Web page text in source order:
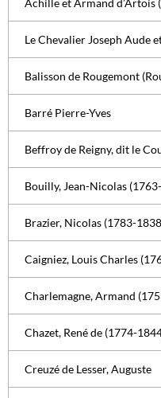
Achille et Armand d’Artois
Le Chevalier Joseph Aude
Balisson de Rougemont
Barré Pierre-Yves
Beffroy de Reigny, dit le
Bouilly, Jean-Nicolas
Brazier, Nicolas (1783-
Caigniez, Louis Charles
Charlemagne, Armand
Chazet, René de (1774-
Creuzé de Lesser, Auguste